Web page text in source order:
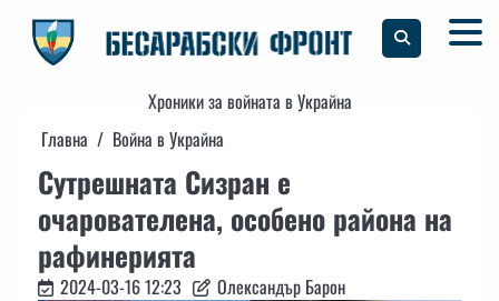
content
Хроники за войната в Украйна
Главна
Война в Украйна
Сутрешната Сизран е
очарователена, особено района на
рафинерията
2024-03-16 12:23 Олександър Барон